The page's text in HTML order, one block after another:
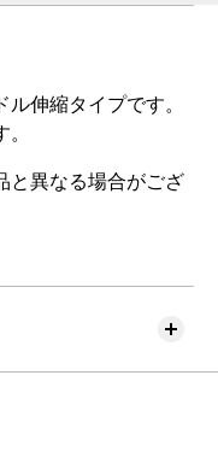
伸縮タイプです。
と異なる場合がござ